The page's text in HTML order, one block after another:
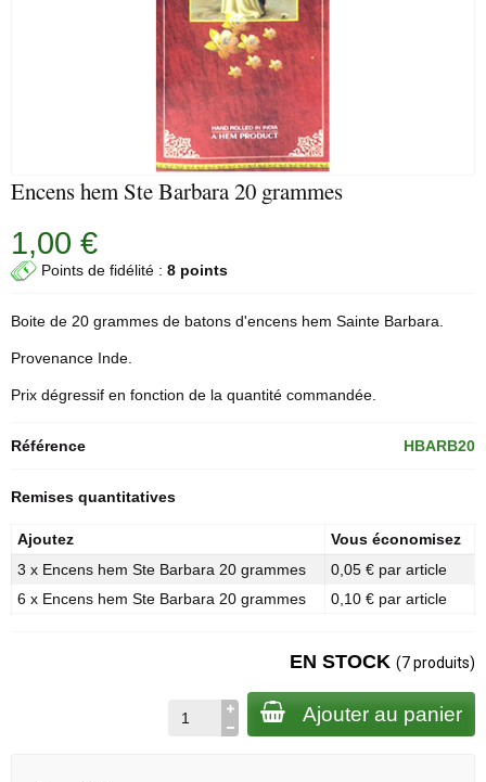
Encens hem Ste Barbara 20 grammes
1,00 €
Points de fidélité : 8 points
Boite de 20 grammes de batons d'encens hem Sainte Barbara.
Provenance Inde.
Prix dégressif en fonction de la quantité commandée.
Référence HBARB20
Remises quantitatives
Ajoutez
Vous économisez
3 x Encens hem Ste Barbara 20 grammes
0,05 € par article
6 x Encens hem Ste Barbara 20 grammes
0,10 € par article
EN STOCK (7 produits)
Ajouter au panier